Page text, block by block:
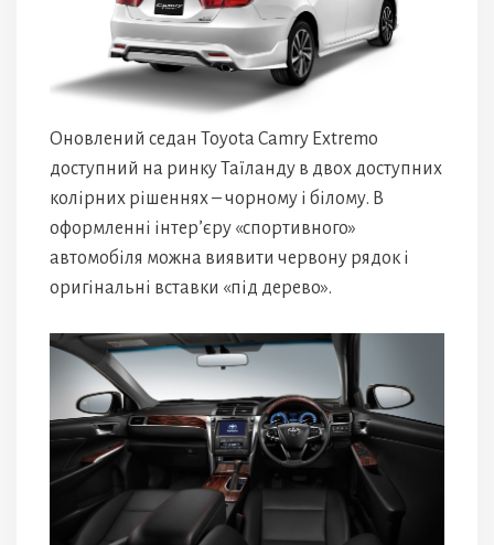
Оновлений седан Toyota Camry Extremo
доступний на ринку Таїланду в двох доступних
колірних рішеннях – чорному і білому. В
оформленні інтер’єру «спортивного»
автомобіля можна виявити червону рядок і
оригінальні вставки «під дерево».